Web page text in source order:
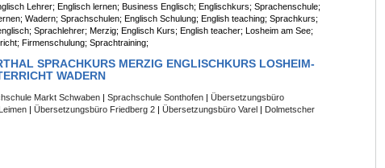
Lehrer; Englisch lernen; Business Englisch; Englischkurs; Sprachenschule;
Wadern; Sprachschulen; Englisch Schulung; English teaching; Sprachkurs;
Sprachlehrer; Merzig; Englisch Kurs; English teacher; Losheim am See;
Firmenschulung; Sprachtraining;
SPRACHKURS MERZIG ENGLISCHKURS LOSHEIM-
WADERN
Markt Schwaben | Sprachschule Sonthofen | Übersetzungsbüro
| Übersetzungsbüro Friedberg 2| Übersetzungsbüro Varel| Dolmetscher